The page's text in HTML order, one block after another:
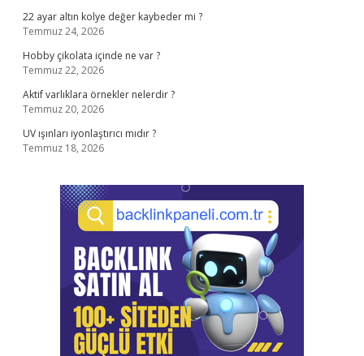
22 ayar altın kolye değer kaybeder mi ?
Temmuz 24, 2026
Hobby çikolata içinde ne var ?
Temmuz 22, 2026
Aktif varlıklara örnekler nelerdir ?
Temmuz 20, 2026
UV ışınları iyonlaştırıcı mıdır ?
Temmuz 18, 2026